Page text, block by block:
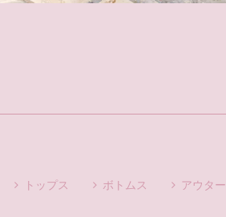
トップス ボトムス アウター